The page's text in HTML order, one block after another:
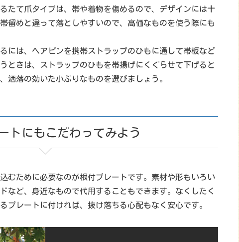
たて爪タイプは、帯や着物を傷めるので、デザインには十
留めと違って落としやすいので、高価なものを使う際にも
には、ヘアピンを携帯ストラップのひもに通して帯板など
ときは、ストラップのひもを帯揚げにくぐらせて下げると
洒落の効いた小ぶりなものを選びましょう。
トにもこだわってみよう
むために必要なのが根付プレートです。素材や形もいろい
など、身近なもので代用することもできます。なくしたく
プレートに付ければ、抜け落ちる心配もなく安心です。